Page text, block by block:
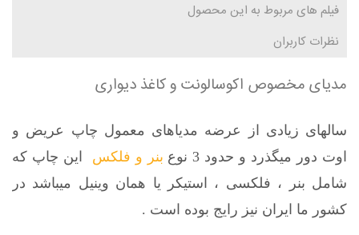
فیلم های مربوط به این محصول
نظرات کاربران
مدیای مخصوص اکوسالونت و کاغذ دیواری
سالهای زیادی از عرضه مدیاهای معمول چاپ عریض و
اوت دور میگذرد و حدود 3 نوع
بنر و فلکس
این چاپ که
شامل بنر ، فلکسی ، استیکر یا همان وینیل میباشد در
کشور ما ایران نیز رایج بوده است .